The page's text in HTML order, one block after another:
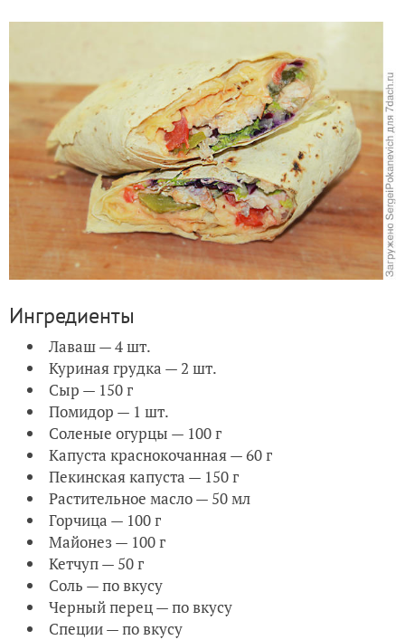
Ингредиенты
Лаваш — 4 шт.
Куриная грудка — 2 шт.
Сыр — 150 г
Помидор — 1 шт.
Соленые огурцы — 100 г
Капуста краснокочанная — 60 г
Пекинская капуста — 150 г
Растительное масло — 50 мл
Горчица — 100 г
Майонез — 100 г
Кетчуп — 50 г
Соль — по вкусу
Черный перец — по вкусу
Специи — по вкусу